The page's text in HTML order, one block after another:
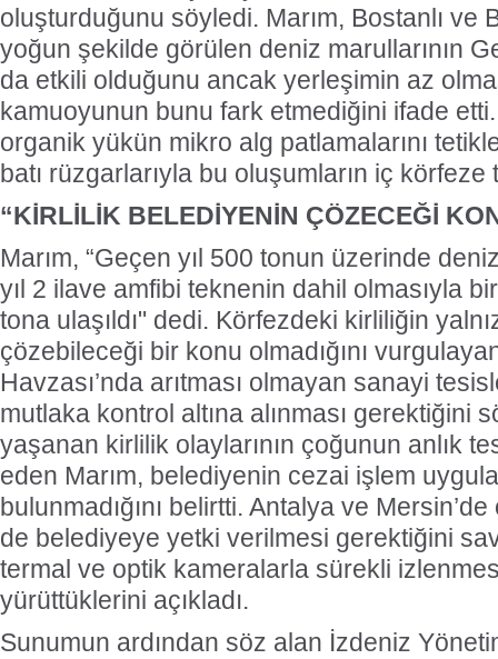
oluşturduğunu söyledi. Marım, Bostanlı ve
yoğun şekilde görülen deniz marullarının
da etkili olduğunu ancak yerleşimin az
kamuoyunun bunu fark etmediğini ifade etti.
organik yükün mikro alg patlamalarını
batı rüzgarlarıyla bu oluşumların iç körfeze
“KİRLİLİK BELEDİYENİN ÇÖZECEĞİ
Marım, “Geçen yıl 500 tonun üzerinde
yıl 2 ilave amfibi teknenin dahil olmasıyla
tona ulaşıldı" dedi. Körfezdeki kirliliğin
çözebileceği bir konu olmadığını
Havzası’nda arıtması olmayan sanayi
mutlaka kontrol altına alınması gerektiğini
yaşanan kirlilik olaylarının çoğunun anlık
eden Marım, belediyenin cezai işlem
bulunmadığını belirtti. Antalya ve
de belediyeye yetki verilmesi gerektiğini
termal ve optik kameralarla sürekli
yürüttüklerini açıkladı.
Sunumun ardından söz alan İzdeniz